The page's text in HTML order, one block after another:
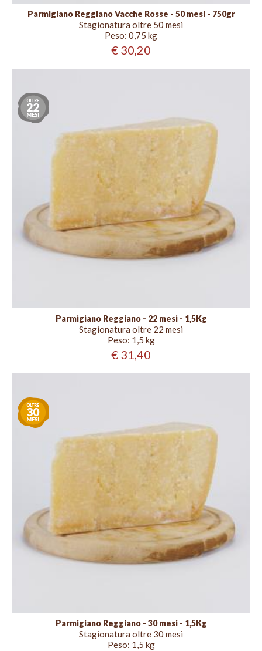
Parmigiano Reggiano Vacche Rosse - 50 mesi - 750gr
Stagionatura oltre 50 mesi
Peso: 0,75 kg
€ 30,20
Stagionatura
oltre
22
Parmigiano Reggiano - 22 mesi - 1,5Kg
Stagionatura oltre 22 mesi
Peso: 1,5 kg
€ 31,40
Stagionatura
oltre
30
Parmigiano Reggiano - 30 mesi - 1,5Kg
Stagionatura oltre 30 mesi
Peso: 1,5 kg